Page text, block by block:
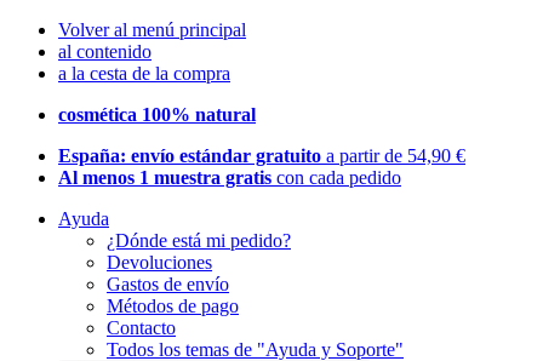
Volver al menú principal
al contenido
a la cesta de la compra
cosmética 100% natural
España: envío estándar gratuito a partir de 54,90 €
Al menos 1 muestra gratis con cada pedido
Ayuda
¿Dónde está mi pedido?
Devoluciones
Gastos de envío
Métodos de pago
Contacto
Todos los temas de "Ayuda y Soporte"